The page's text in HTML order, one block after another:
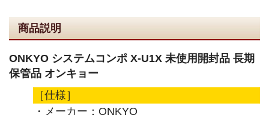
商品説明
ONKYO システムコンポ X-U1X 未使用開封品 長期
保管品 オンキョー
［仕様］
・メーカー：ONKYO